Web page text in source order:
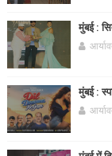
मुंबई :
मुंबई :